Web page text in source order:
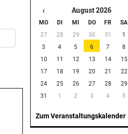
‹ August 2026
MO DI MI DO FR SA
27
28 29 30 31 1
3
4 5 6 7 8
10
11 12 13 14 15
17
18 19 20 21 22
24
25 26 27 28 29
31
1 2 3 4 5
Zum Veranstaltungskalender